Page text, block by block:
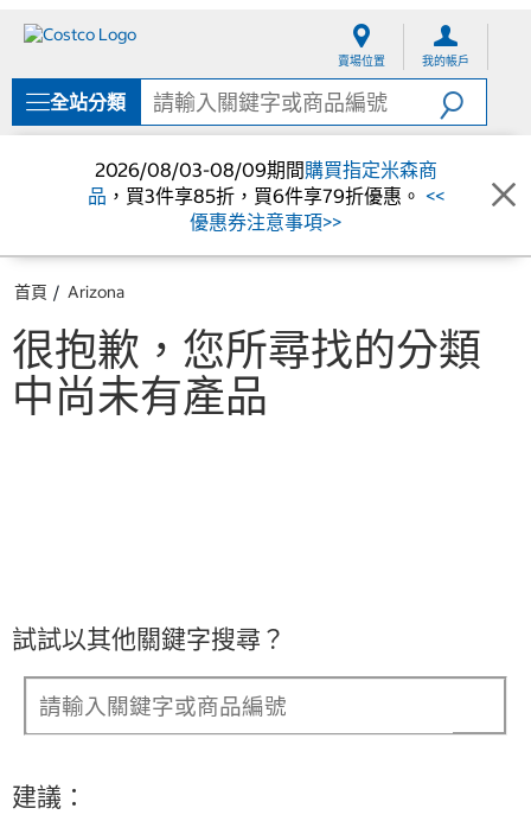
單
賣場位置 我的帳戶
全站分類
2026/08/03-08/09期間購買指定米森商
品 ，買3件享85折，買6件享79折優惠。 <<
優惠券注意事項>>
首頁 Arizona
很抱歉，您所尋找的分類
中尚未有產品
試試以其他關鍵字搜尋？
建議：